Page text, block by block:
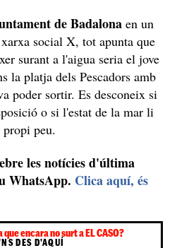
de Badalona en un
social X, tot apunta que
surant a l'aigua seria el jove
la platja dels Pescadors amb
poder sortir. Es desconeix si
o si l'estat de la mar li
peu.
les notícies d'última
WhatsApp. Clica aquí, és
encara no surt a EL CASO?
DES D'AQUÍ